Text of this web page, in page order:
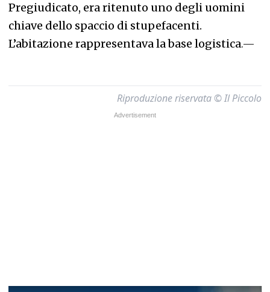
Pregiudicato, era ritenuto uno degli uomini
chiave dello spaccio di stupefacenti.
L’abitazione rappresentava la base logistica.—
Riproduzione riservata © Il Piccolo